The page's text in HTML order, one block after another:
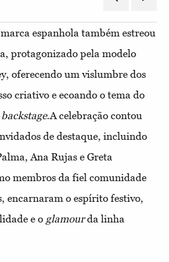
espanhola também estreou
protagonizado pela modelo
oferecendo um vislumbre dos
criativo e ecoando o tema do
backstage.A celebração contou
de destaque, incluindo
Ana Rujas e Greta
membros da fiel comunidade
encarnaram o espírito festivo,
e o glamourda linha